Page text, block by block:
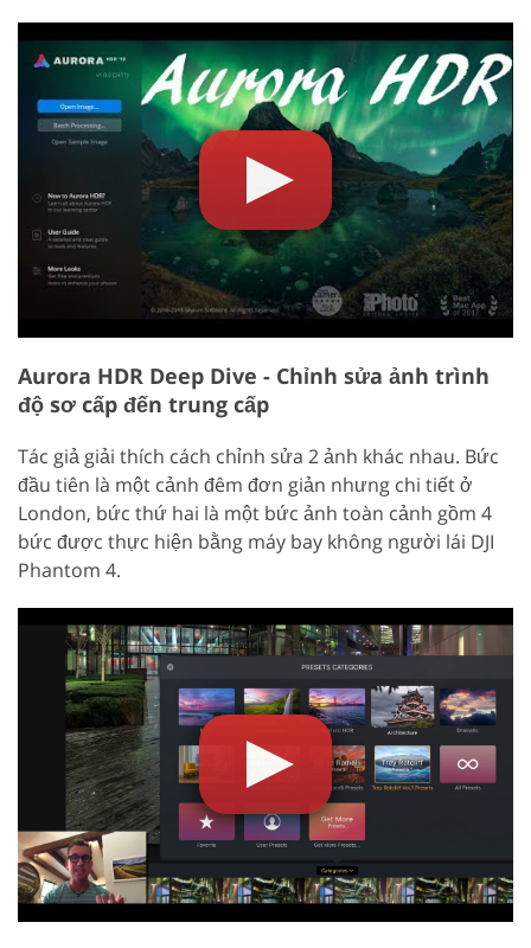
Aurora HDR Deep Dive - Chỉnh sửa ảnh trình
độ sơ cấp đến trung cấp
Tác giả giải thích cách chỉnh sửa 2 ảnh khác nhau. Bức
đầu tiên là một cảnh đêm đơn giản nhưng chi tiết ở
London, bức thứ hai là một bức ảnh toàn cảnh gồm 4
bức được thực hiện bằng máy bay không người lái DJI
Phantom 4.